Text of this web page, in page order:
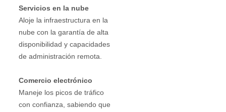
Servicios en la nube
Aloje la infraestructura en la
nube con la garantía de alta
disponibilidad y capacidades
de administración remota.
Comercio electrónico
Maneje los picos de tráfico
con confianza, sabiendo que